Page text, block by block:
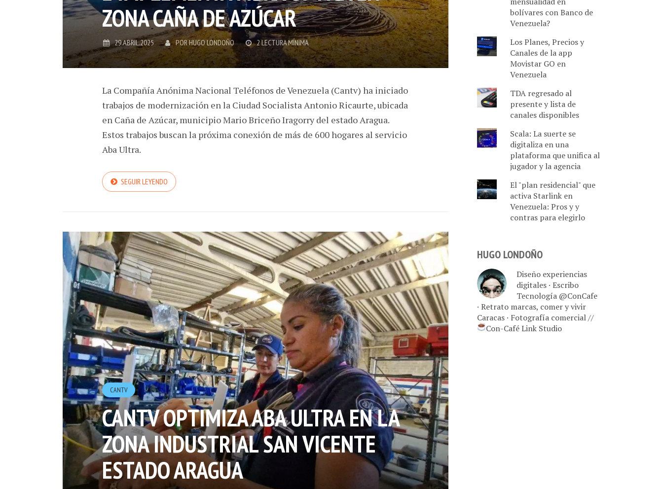
ZONA CAÑA DE AZÚCAR
29.ABRIL.2025 PORHUGO LONDOÑO 2 LECTURA MÍNIMA
La Compañía Anónima Nacional Teléfonos de Venezuela (Cantv) ha iniciado
trabajos de modernización en la Ciudad Socialista Antonio Ricaurte, ubicada
en Caña de Azúcar, municipio Mario Briceño Iragorry del estado Aragua.
Estos trabajos buscan la próxima conexión de más de 600 hogares al servicio
Aba Ultra.
SEGUIR LEYENDO
CANTV
CANTV OPTIMIZA ABA ULTRA EN LA
ZONA INDUSTRIAL SAN VICENTE
ESTADO ARAGUA
bolívares con Banco de
Venezuela?
Los Planes, Precios y
Canales de la app
Movistar GO en
Venezuela
TDA regresado al
presente y lista de
canales disponibles
Scala: La suerte se
digitaliza en una
plataforma que unifica al
jugador y la agencia
El "plan residencial" que
activa Starlink en
Venezuela: Pros y y
contras para elegirlo
HUGO LONDOÑO
Diseño experiencias
digitales · Escribo
Tecnología @ConCafe
· Retrato marcas, comer y vivir
Caracas · Fotografía comercial //
Con-Café Link Studio